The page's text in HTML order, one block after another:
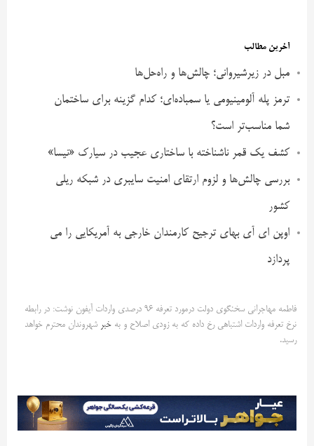
آخرین مطالب
مبل در زیرشیروانی؛ چالش‌ها و راه‌حل‌ها
ترمز پله آلومینیومی یا سمباده‌ای؛ کدام گزینه برای ساختمان
شما مناسب‌تر است؟
کشف یک قمر ناشناخته با ساختاری عجیب در سیارک «نیسا»
بررسی چالش‌ها و لزوم ارتقای امنیت سایبری در شبکه ریلی
کشور
اوپن ای آی بهای ترجیح کارمندان خارجی به آمریکایی را می
پردازد
فاطمه مهاجرانی سخنگوی دولت درمورد تعرفه ۹۶ درصدی واردات آیفون نوشت: در رابطه
نرخ تعرفه واردات اشتباهی رخ داده که به زودی اصلاح و به خبر شهروندان محترم خواهد
رسید.